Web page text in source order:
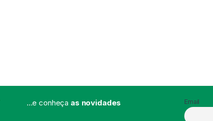
...e conheça as novidades Email